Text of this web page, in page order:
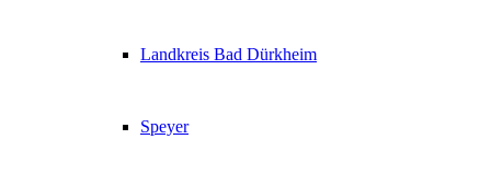
Landkreis Bad Dürkheim
Speyer